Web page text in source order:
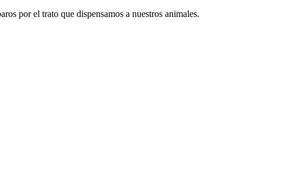
por el trato que dispensamos a nuestros animales.